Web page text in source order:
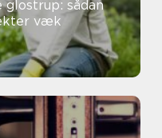
sådan
væk